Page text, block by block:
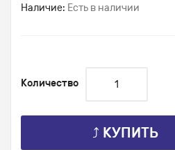
Наличие: Есть в наличии
Количество
⤴ КУПИТЬ